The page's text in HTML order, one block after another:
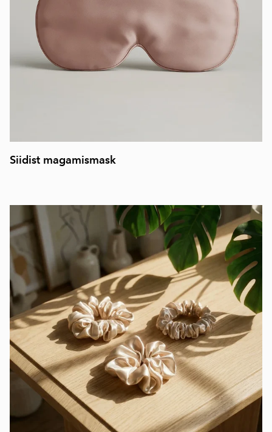
Siidist magamismask